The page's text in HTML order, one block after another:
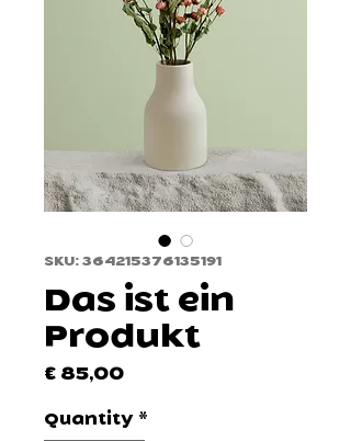
SKU: 364215376135191
Das ist ein
Produkt
€ 85,00Price
Quantity *